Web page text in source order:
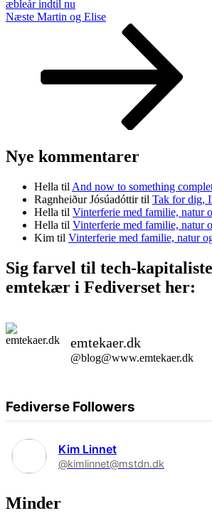
æbleår indtil nu
Næste
Næste Martin og Elise
Nye kommentarer
Hella til And now to something
Ragnheiður Jósúadóttirtil Tak for dig,
Hella til Vinterferie med familie, natur
Hella til Vinterferie med familie, natur
Kim til Vinterferie med familie, natur
Sig farvel til tech-
emtekær i Fediverset her:
emtekaer.dk
@blog@www.emtekaer.dk
Fediverse Followers
Kim Linnet
@kimlinnet@mstdn.dk
Minder